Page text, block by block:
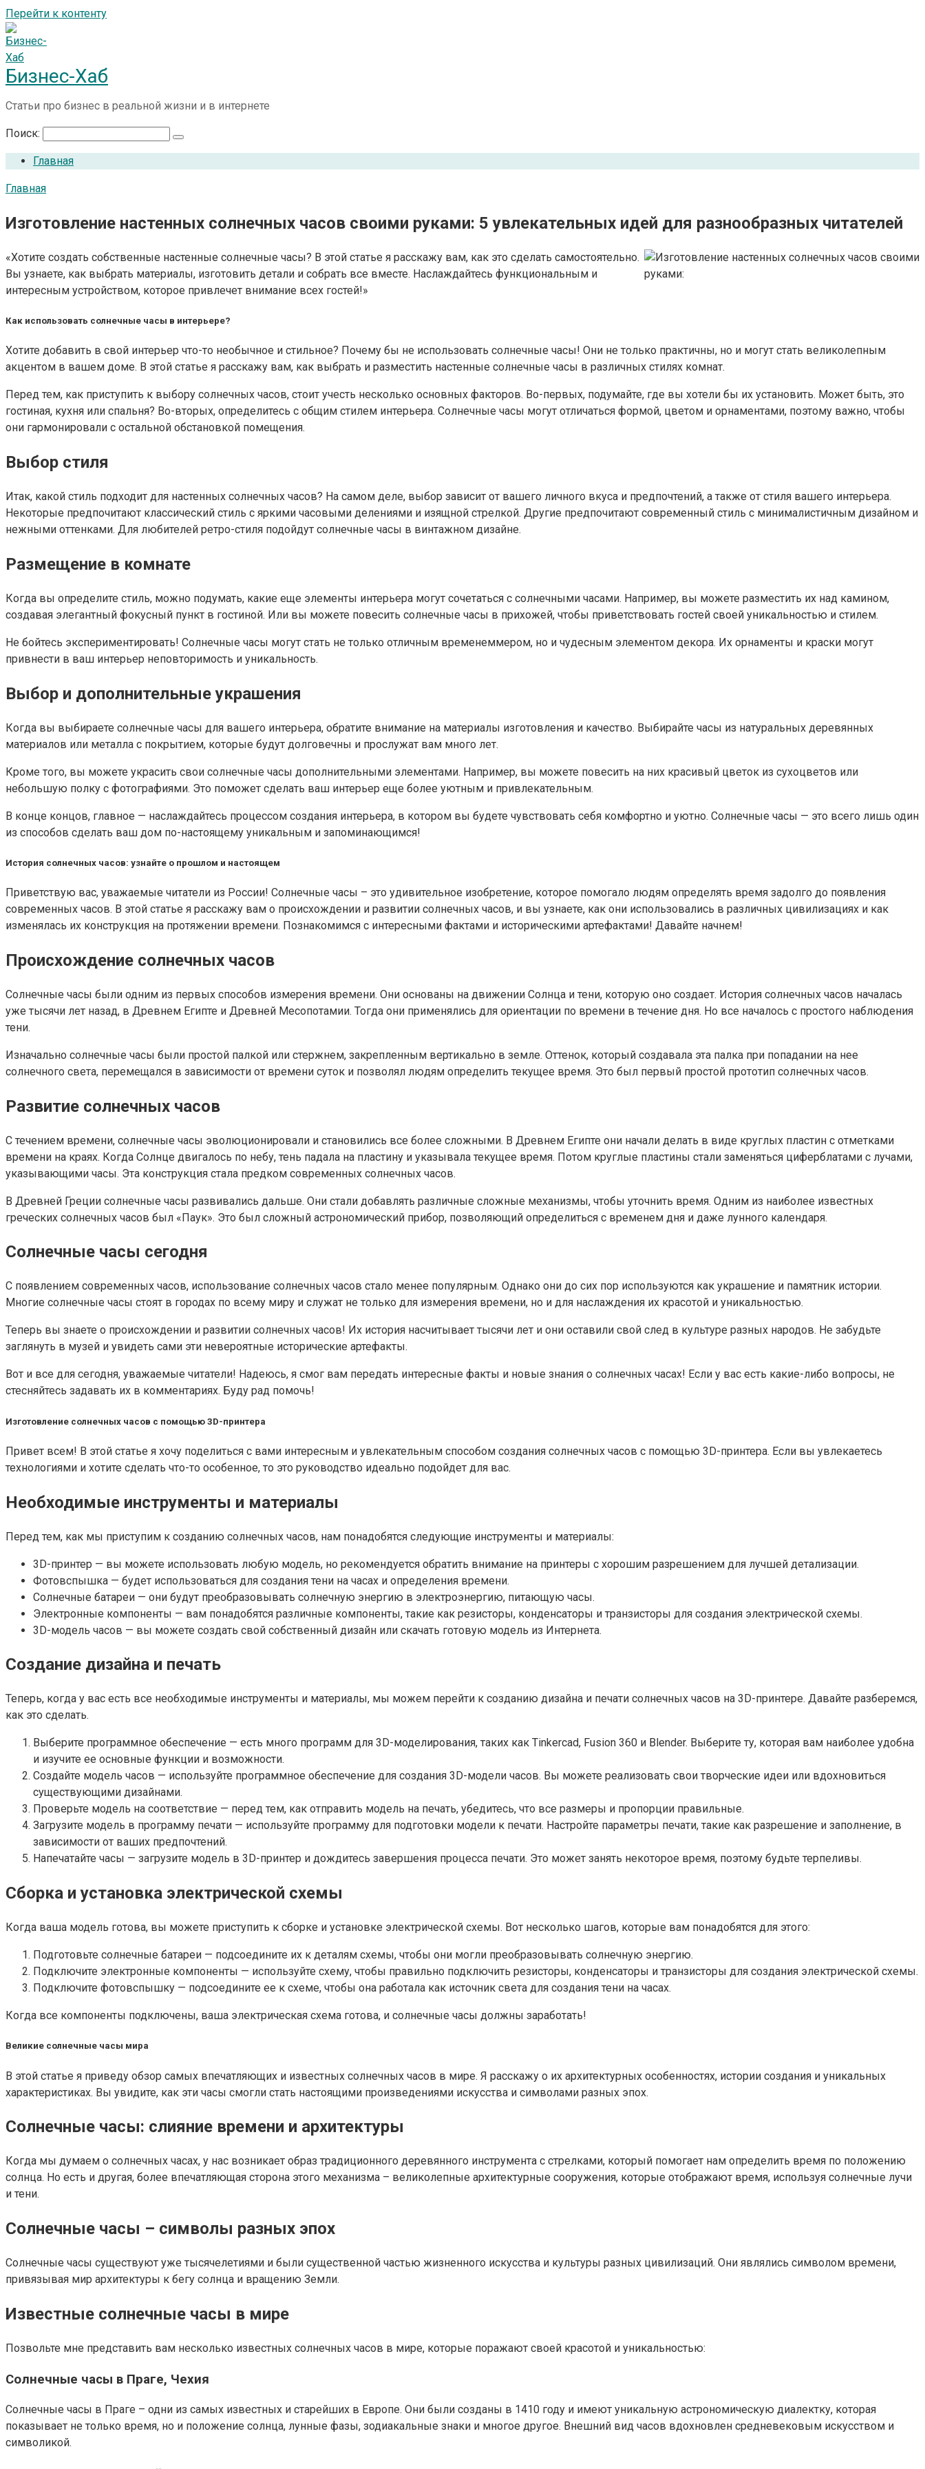
Перейти к контенту
Бизнес-Хаб
Статьи про бизнес в реальной жизни и в интернете
Поиск:
Главная
Главная
Изготовление настенных солнечных часов своими руками: 5 увлекательных идей для разнообразных читателей
«Хотите создать собственные настенные солнечные часы? В этой статье я расскажу вам, как это сделать самостоятельно.
Вы узнаете, как выбрать материалы, изготовить детали и собрать все вместе. Наслаждайтесь функциональным и
интересным устройством, которое привлечет внимание всех гостей!»
Как использовать солнечные часы в интерьере?
Хотите добавить в свой интерьер что-то необычное и стильное? Почему бы не использовать солнечные часы! Они не только практичны, но и могут стать великолепным
акцентом в вашем доме. В этой статье я расскажу вам, как выбрать и разместить настенные солнечные часы в различных стилях комнат.
Перед тем, как приступить к выбору солнечных часов, стоит учесть несколько основных факторов. Во-первых, подумайте, где вы хотели бы их установить. Может быть, это
гостиная, кухня или спальня? Во-вторых, определитесь с общим стилем интерьера. Солнечные часы могут отличаться формой, цветом и орнаментами, поэтому важно, чтобы
они гармонировали с остальной обстановкой помещения.
Выбор стиля
Итак, какой стиль подходит для настенных солнечных часов? На самом деле, выбор зависит от вашего личного вкуса и предпочтений, а также от стиля вашего интерьера.
Некоторые предпочитают классический стиль с яркими часовыми делениями и изящной стрелкой. Другие предпочитают современный стиль с минималистичным дизайном и
нежными оттенками. Для любителей ретро-стиля подойдут солнечные часы в винтажном дизайне.
Размещение в комнате
Когда вы определите стиль, можно подумать, какие еще элементы интерьера могут сочетаться с солнечными часами. Например, вы можете разместить их над камином,
создавая элегантный фокусный пункт в гостиной. Или вы можете повесить солнечные часы в прихожей, чтобы приветствовать гостей своей уникальностью и стилем.
Не бойтесь экспериментировать! Солнечные часы могут стать не только отличным временеммером, но и чудесным элементом декора. Их орнаменты и краски могут
привнести в ваш интерьер неповторимость и уникальность.
Выбор и дополнительные украшения
Когда вы выбираете солнечные часы для вашего интерьера, обратите внимание на материалы изготовления и качество. Выбирайте часы из натуральных деревянных
материалов или металла с покрытием, которые будут долговечны и прослужат вам много лет.
Кроме того, вы можете украсить свои солнечные часы дополнительными элементами. Например, вы можете повесить на них красивый цветок из сухоцветов или
небольшую полку с фотографиями. Это поможет сделать ваш интерьер еще более уютным и привлекательным.
В конце концов, главное — наслаждайтесь процессом создания интерьера, в котором вы будете чувствовать себя комфортно и уютно. Солнечные часы — это всего лишь один
из способов сделать ваш дом по-настоящему уникальным и запоминающимся!
История солнечных часов: узнайте о прошлом и настоящем
Приветствую вас, уважаемые читатели из России! Солнечные часы – это удивительное изобретение, которое помогало людям определять время задолго до появления
современных часов. В этой статье я расскажу вам о происхождении и развитии солнечных часов, и вы узнаете, как они использовались в различных цивилизациях и как
изменялась их конструкция на протяжении времени. Познакомимся с интересными фактами и историческими артефактами! Давайте начнем!
Происхождение солнечных часов
Солнечные часы были одним из первых способов измерения времени. Они основаны на движении Солнца и тени, которую оно создает. История солнечных часов началась
уже тысячи лет назад, в Древнем Египте и Древней Месопотамии. Тогда они применялись для ориентации по времени в течение дня. Но все началось с простого наблюдения
тени.
Изначально солнечные часы были простой палкой или стержнем, закрепленным вертикально в земле. Оттенок, который создавала эта палка при попадании на нее
солнечного света, перемещался в зависимости от времени суток и позволял людям определить текущее время. Это был первый простой прототип солнечных часов.
Развитие солнечных часов
С течением времени, солнечные часы эволюционировали и становились все более сложными. В Древнем Египте они начали делать в виде круглых пластин с отметками
времени на краях. Когда Солнце двигалось по небу, тень падала на пластину и указывала текущее время. Потом круглые пластины стали заменяться циферблатами с лучами,
указывающими часы. Эта конструкция стала предком современных солнечных часов.
В Древней Греции солнечные часы развивались дальше. Они стали добавлять различные сложные механизмы, чтобы уточнить время. Одним из наиболее известных
греческих солнечных часов был «Паук». Это был сложный астрономический прибор, позволяющий определиться с временем дня и даже лунного календаря.
Солнечные часы сегодня
С появлением современных часов, использование солнечных часов стало менее популярным. Однако они до сих пор используются как украшение и памятник истории.
Многие солнечные часы стоят в городах по всему миру и служат не только для измерения времени, но и для наслаждения их красотой и уникальностью.
Теперь вы знаете о происхождении и развитии солнечных часов! Их история насчитывает тысячи лет и они оставили свой след в культуре разных народов. Не забудьте
заглянуть в музей и увидеть сами эти невероятные исторические артефакты.
Вот и все для сегодня, уважаемые читатели! Надеюсь, я смог вам передать интересные факты и новые знания о солнечных часах! Если у вас есть какие-либо вопросы, не
стесняйтесь задавать их в комментариях. Буду рад помочь!
Изготовление солнечных часов с помощью 3D-принтера
Привет всем! В этой статье я хочу поделиться с вами интересным и увлекательным способом создания солнечных часов с помощью 3D-принтера. Если вы увлекаетесь
технологиями и хотите сделать что-то особенное, то это руководство идеально подойдет для вас.
Необходимые инструменты и материалы
Перед тем, как мы приступим к созданию солнечных часов, нам понадобятся следующие инструменты и материалы:
3D-принтер — вы можете использовать любую модель, но рекомендуется обратить внимание на принтеры с хорошим разрешением для лучшей детализации.
Фотовспышка — будет использоваться для создания тени на часах и определения времени.
Солнечные батареи — они будут преобразовывать солнечную энергию в электроэнергию, питающую часы.
Электронные компоненты — вам понадобятся различные компоненты, такие как резисторы, конденсаторы и транзисторы для создания электрической схемы.
3D-модель часов — вы можете создать свой собственный дизайн или скачать готовую модель из Интернета.
Создание дизайна и печать
Теперь, когда у вас есть все необходимые инструменты и материалы, мы можем перейти к созданию дизайна и печати солнечных часов на 3D-принтере. Давайте разберемся,
как это сделать.
Выберите программное обеспечение — есть много программ для 3D-моделирования, таких как Tinkercad, Fusion 360 и Blender. Выберите ту, которая вам наиболее удобна
и изучите ее основные функции и возможности.
Создайте модель часов — используйте программное обеспечение для создания 3D-модели часов. Вы можете реализовать свои творческие идеи или вдохновиться
существующими дизайнами.
Проверьте модель на соответствие — перед тем, как отправить модель на печать, убедитесь, что все размеры и пропорции правильные.
Загрузите модель в программу печати — используйте программу для подготовки модели к печати. Настройте параметры печати, такие как разрешение и заполнение, в
зависимости от ваших предпочтений.
Напечатайте часы — загрузите модель в 3D-принтер и дождитесь завершения процесса печати. Это может занять некоторое время, поэтому будьте терпеливы.
Сборка и установка электрической схемы
Когда ваша модель готова, вы можете приступить к сборке и установке электрической схемы. Вот несколько шагов, которые вам понадобятся для этого:
Подготовьте солнечные батареи — подсоедините их к деталям схемы, чтобы они могли преобразовывать солнечную энергию.
Подключите электронные компоненты — используйте схему, чтобы правильно подключить резисторы, конденсаторы и транзисторы для создания электрической схемы.
Подключите фотовспышку — подсоедините ее к схеме, чтобы она работала как источник света для создания тени на часах.
Когда все компоненты подключены, ваша электрическая схема готова, и солнечные часы должны заработать!
Великие солнечные часы мира
В этой статье я приведу обзор самых впечатляющих и известных солнечных часов в мире. Я расскажу о их архитектурных особенностях, истории создания и уникальных
характеристиках. Вы увидите, как эти часы смогли стать настоящими произведениями искусства и символами разных эпох.
Солнечные часы: слияние времени и архитектуры
Когда мы думаем о солнечных часах, у нас возникает образ традиционного деревянного инструмента с стрелками, который помогает нам определить время по положению
солнца. Но есть и другая, более впечатляющая сторона этого механизма – великолепные архитектурные сооружения, которые отображают время, используя солнечные лучи
и тени.
Солнечные часы – символы разных эпох
Солнечные часы существуют уже тысячелетиями и были существенной частью жизненного искусства и культуры разных цивилизаций. Они являлись символом времени,
привязывая мир архитектуры к бегу солнца и вращению Земли.
Известные солнечные часы в мире
Позвольте мне представить вам несколько известных солнечных часов в мире, которые поражают своей красотой и уникальностью:
Солнечные часы в Праге, Чехия
Солнечные часы в Праге – одни из самых известных и старейших в Европе. Они были созданы в 1410 году и имеют уникальную астрономическую диалектку, которая
показывает не только время, но и положение солнца, лунные фазы, зодиакальные знаки и многое другое. Внешний вид часов вдохновлен средневековым искусством и
символикой.